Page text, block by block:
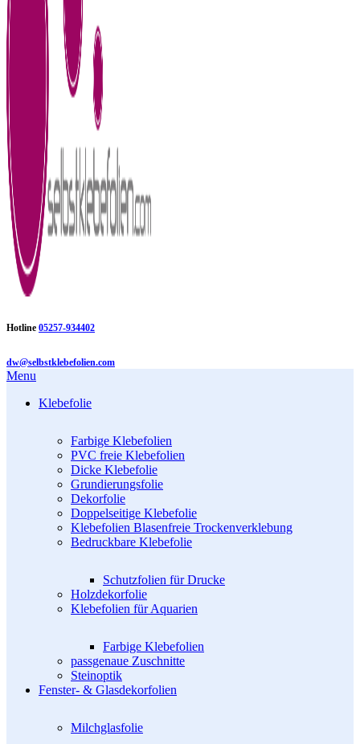
Hotline 05257-934402
dw@selbstklebefolien.com
Menu
Klebefolie
Farbige Klebefolien
PVC freie Klebefolien
Dicke Klebefolie
Grundierungsfolie
Dekorfolie
Doppelseitige Klebefolie
Klebefolien Blasenfreie Trockenverklebung
Bedruckbare Klebefolie
Schutzfolien für Drucke
Holzdekorfolie
Klebefolien für Aquarien
Farbige Klebefolien
passgenaue Zuschnitte
Steinoptik
Fenster- & Glasdekorfolien
Milchglasfolie